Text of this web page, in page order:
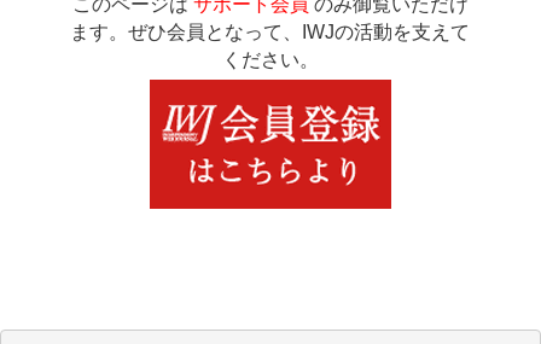
このページは サポート会員 のみ御覧いただけ
ます。ぜひ会員となって、IWJの活動を支えて
ください。